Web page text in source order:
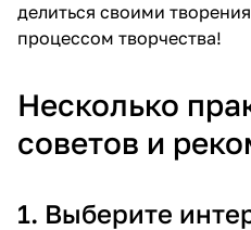
делиться своими
процессом творчества!
Несколько
советов и
1. Выберите